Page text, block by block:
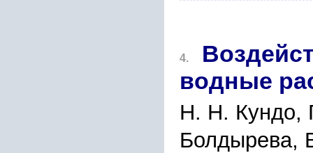
4.
водные
Н. Н. Кундо,
Болдырева,